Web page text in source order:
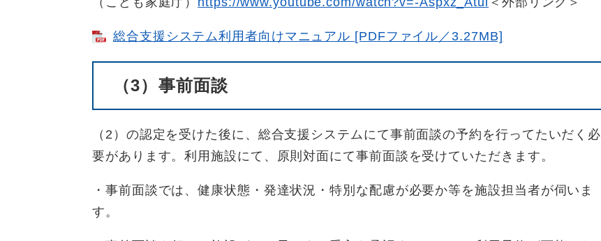
総合支援システム利用者向けマニュアル [PDFファイル／3.27MB]
（3）事前面談
（2）の認定を受けた後に、総合支援システムにて事前面談の予約を行ってたいだく必
要があります。利用施設にて、原則対面にて事前面談を受けていただきます。
・事前面談では、健康状態・発達状況・特別な配慮が必要か等を施設担当者が伺いま
す。